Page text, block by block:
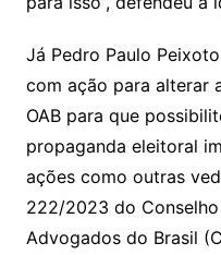
Já Pedro Paulo
com ação para alterar
OAB para que
propaganda eleitoral
ações como outras
222/2023 do
Advogados do Brasil